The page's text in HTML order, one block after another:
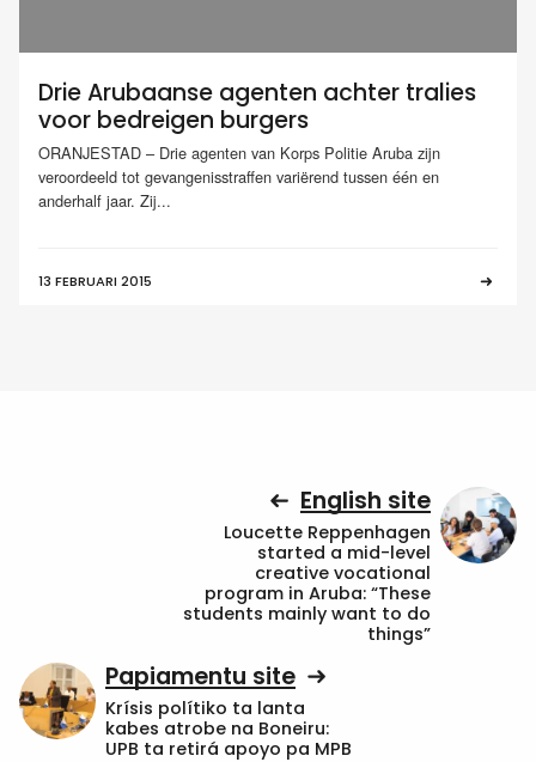
Drie Arubaanse agenten achter tralies
voor bedreigen burgers
ORANJESTAD – Drie agenten van Korps Politie Aruba zijn
veroordeeld tot gevangenisstraffen variërend tussen één en
anderhalf jaar. Zij...
13 FEBRUARI 2015
English site
Loucette Reppenhagen
started a mid-level
creative vocational
program in Aruba: “These
students mainly want to do
things”
Papiamentu site
Krísis polítiko ta lanta
kabes atrobe na Boneiru:
UPB ta retirá apoyo pa MPB